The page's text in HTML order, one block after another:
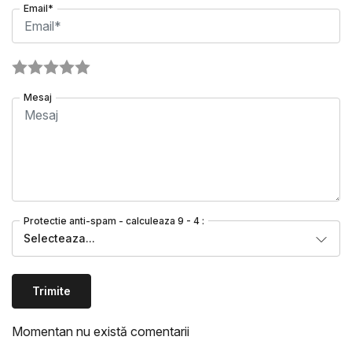
Email*
Mesaj
Protectie anti-spam - calculeaza 9 - 4 :
Selecteaza...
Trimite
Momentan nu există comentarii